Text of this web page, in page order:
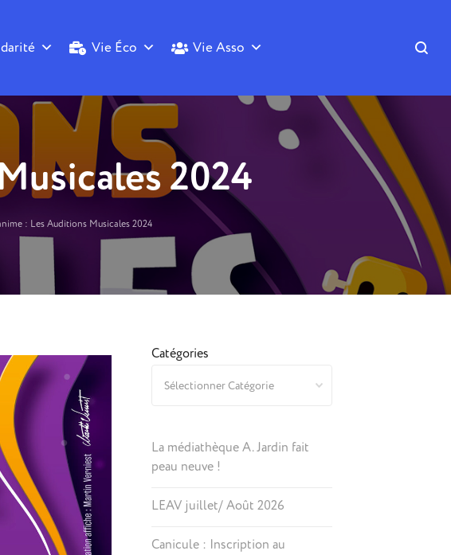
Vie Éco Vie Asso
2024
: Les Auditions Musicales 2024
Catégories
La médiathèque A. Jardin fait
peau neuve !
LEAV juillet/ Août 2026
Canicule : Inscription au